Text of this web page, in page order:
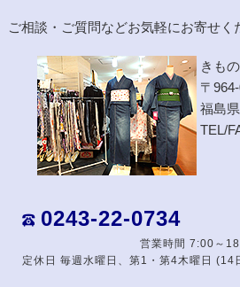
ご相談・ご質問などお気軽にお寄せく
きも
〒
福島
TEL/
0243-22-0734
営業時間 7:00～
定休日 毎週水曜日、第1・第4木曜日 (14